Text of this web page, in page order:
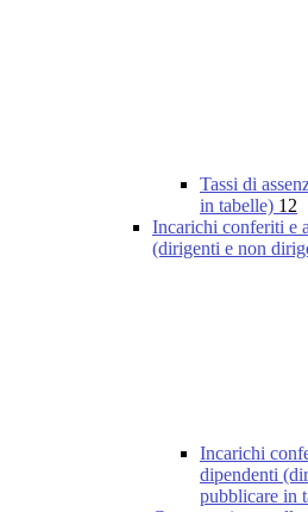
Tassi di
in tabelle) 12
Incarichi conferiti e
(dirigenti e non
Incarichi
dipendenti
pubblicare in